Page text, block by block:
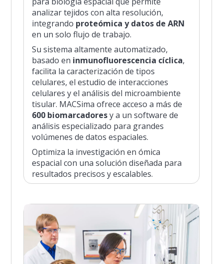
analizar tejidos con alta resolución,
integrando proteómica y datos de ARN
en un solo flujo de trabajo.
Su sistema altamente automatizado,
basado en inmunofluorescencia cíclica,
facilita la caracterización de tipos
celulares, el estudio de interacciones
celulares y el análisis del microambiente
tisular. MACSima ofrece acceso a más de
600 biomarcadoresy a un software de
análisis especializado para grandes
volúmenes de datos espaciales.
Optimiza la investigación en ómica
espacial con una solución diseñada para
resultados precisos y escalables.